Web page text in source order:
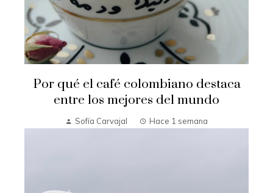
Por qué el café colombiano destaca
entre los mejores del mundo
Sofía Carvajal Hace 1 semana